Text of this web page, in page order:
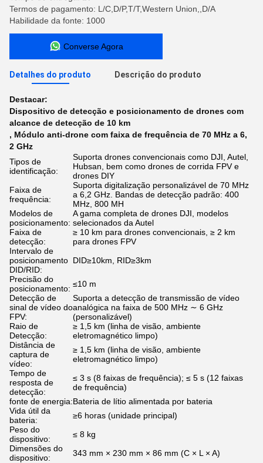
Termos de pagamento: L/C,D/P,T/T,Western Union,,D/A
Habilidade da fonte: 1000
Converse Agora
Detalhes do produto Descrição do produto
Destacar:
Dispositivo de detecção e posicionamento de drones com
alcance de detecção de 10 km
, Módulo anti-drone com faixa de frequência de 70 MHz a 6,
2 GHz
Tipos de
identificação:
Suporta drones convencionais como DJI, Autel,
Hubsan, bem como drones de corrida FPV e
drones DIY
Faixa de
frequência:
Suporta digitalização personalizável de 70 MHz
a 6,2 GHz. Bandas de detecção padrão: 400
MHz, 800 MH
Modelos de
posicionamento:
A gama completa de drones DJI, modelos
selecionados da Autel
Faixa de
detecção:
≥ 10 km para drones convencionais, ≥ 2 km
para drones FPV
Intervalo de
posicionamento
DID/RID:
DID≥10km, RID≥3km
Precisão do
posicionamento: ≤10 m
Detecção de
sinal de vídeo do
FPV:
Suporta a detecção de transmissão de vídeo
analógica na faixa de 500 MHz ∼ 6 GHz
(personalizável)
Raio de
Detecção:
≥ 1,5 km (linha de visão, ambiente
eletromagnético limpo)
Distância de
captura de
vídeo:
≥ 1,5 km (linha de visão, ambiente
eletromagnético limpo)
Tempo de
resposta de
detecção:
≤ 3 s (8 faixas de frequência); ≤ 5 s (12 faixas
de frequência)
fonte de energia:Bateria de lítio alimentada por bateria
Vida útil da
bateria:
≥6 horas (unidade principal)
Peso do
dispositivo:
≤ 8 kg
Dimensões do
dispositivo:
343 mm × 230 mm × 86 mm (C × L × A)